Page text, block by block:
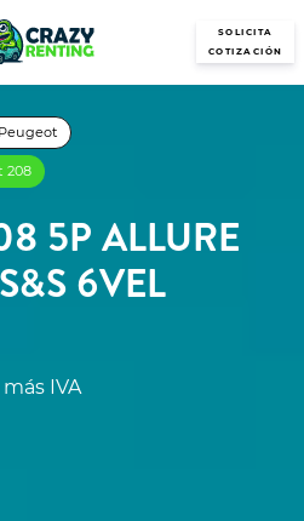
SOLICITA
COTIZACIÓN
208
5P ALLURE
6VEL
más IVA